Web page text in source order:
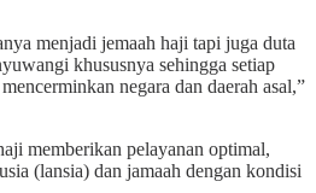
menjadi jemaah haji tapi juga duta
khususnya sehingga setiap
negara dan daerah asal,”
memberikan pelayanan optimal,
(lansia) dan jamaah dengan kondisi